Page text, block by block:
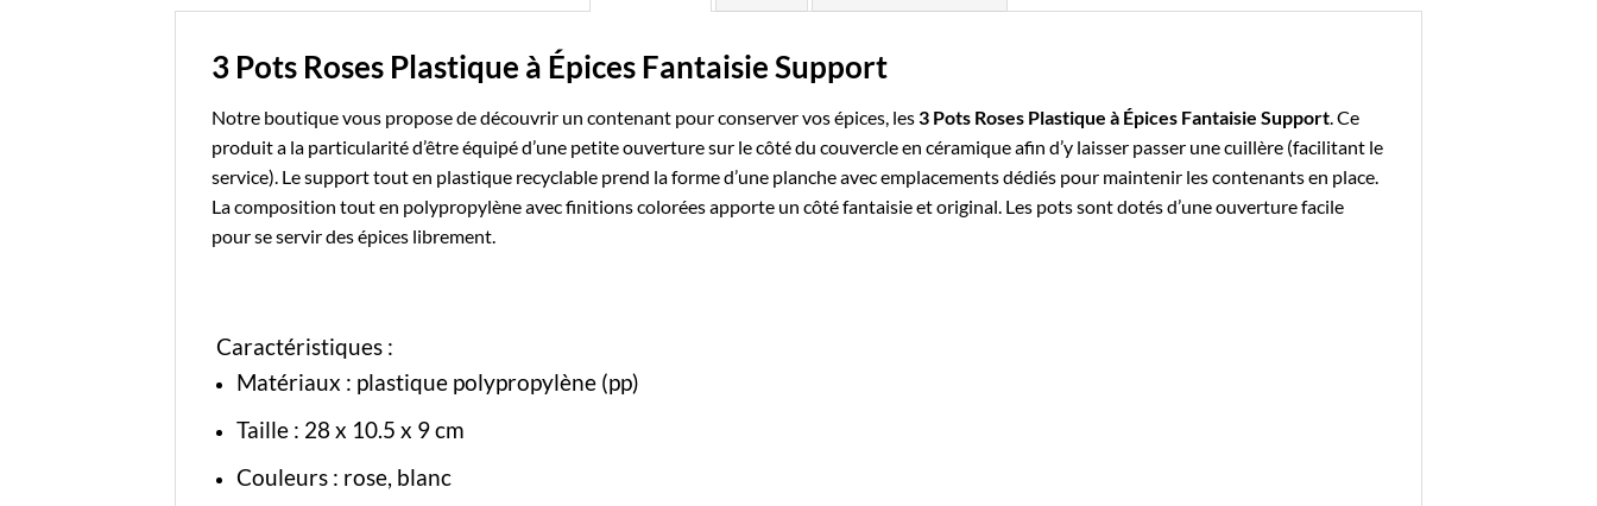
3 Pots Roses Plastique à Épices Fantaisie Support
Notre boutiquevous propose de découvrir un contenant pour conserver vos épices, les3 Pots Roses Plastique à Épices Fantaisie Support. Ce
produit a la particularité d’être équipé d’une petite ouverture sur le côté du couvercle en céramique afin d’y laisser passer une cuillère (facilitant le
service). Le support tout en plastique recyclable prend la forme d’une planche avec emplacements dédiés pour maintenir les contenants en place.
La composition tout en polypropylène avec finitions colorées apporte un côté fantaisie et original. Les pots sont dotés d’une ouverture facile
pour se servir des épices librement.
Caractéristiques :
Matériaux : plastique polypropylène(pp)
Taille : 28 x 10.5 x 9 cm
Couleurs : rose, blanc